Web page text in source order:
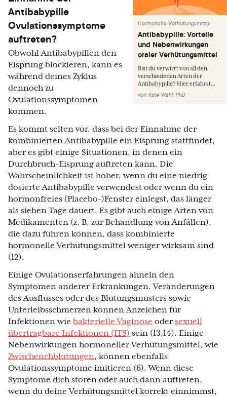
Hormonelle Verhütungsmittel
Antibabypille: Vorteile
und Nebenwirkungen
oraler Verhütungsmittel
Bist du verwirrt von all den
verschiedenen Arten der
Antibabypille? Hier erfährst...
von Kate Wahl, PhD
Antibabypille
Ovulationssymptome
auftreten?
Obwohl Antibabypillen den
Eisprung blockieren, kann es
während deines Zyklus
dennoch zu
Ovulationssymptomen
kommen.
Es kommt selten vor, dass bei der Einnahme der
kombinierten Antibabypille ein Eisprung stattfindet,
aber es gibt einige Situationen, in denen ein
Durchbruch-Eisprung auftreten kann. Die
Wahrscheinlichkeit ist höher, wenn du eine niedrig
dosierte Antibabypille verwendest oder wenn du ein
hormonfreies (Placebo-)Fenster einlegst, das länger
als sieben Tage dauert. Es gibt auch einige Arten von
Medikamenten (z. B. zur Behandlung von Anfällen),
die dazu führen können, dass kombinierte
hormonelle Verhütungsmittel weniger wirksam sind
(12).
Einige Ovulationserfahrungen ähneln den
Symptomen anderer Erkrankungen. Veränderungen
des Ausflusses oder des Blutungsmusters sowie
Unterleibsschmerzen können Anzeichen für
Infektionen wie bakterielle Vaginose odersexuell
übertragbare Infektionen (ITS) sein (13,14). Einige
Nebenwirkungen hormoneller Verhütungsmittel, wie
Zwischenchblutungen, können ebenfalls
Ovulationssymptome imitieren (6). Wenn diese
Symptome dich stören oder auch dann auftreten,
wenn du deine Verhütungsmittel korrekt einnimmst,